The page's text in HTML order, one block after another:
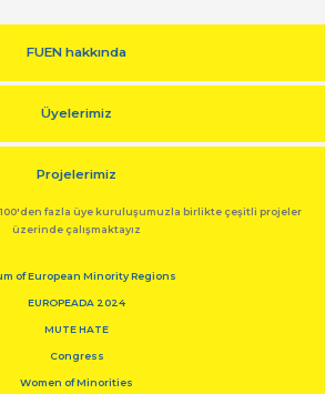
FUEN hakkında
Üyelerimiz
Projelerimiz
fazla üye kuruluşumuzla birlikte çeşitli projeler
üzerinde çalışmaktayız
of European Minority Regions
EUROPEADA 2024
MUTE HATE
Congress
Women of Minorities